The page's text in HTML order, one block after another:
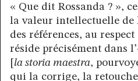
« Que dit Rossanda ? »,
la valeur intellectuelle de
des références, au
réside précisément dans
la storia maestra,
qui la corrige, la